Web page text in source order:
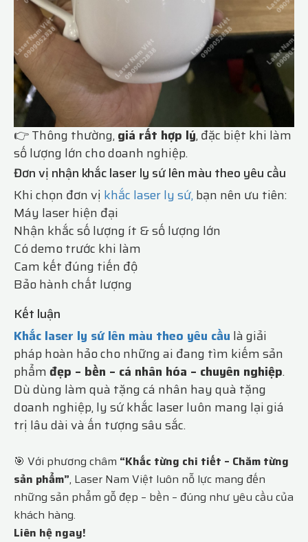
👉 Thông thường,giá rất hợp lý, đặc biệt khi làm
số lượng lớn cho doanh nghiệp.
Đơn vị nhận khắc laser ly sứ lên màu theo yêu cầu
Khi chọn đơn vị khắc laser ly sứ,bạn nên ưu tiên:
Máy laser hiện đại
Nhận khắc số lượng ít & số lượng lớn
Có demo trước khi làm
Cam kết đúng tiến độ
Bảo hành chất lượng
Kết luận
Khắc laser ly sứ lên màu theo yêu cầu là giải
pháp hoàn hảo cho những ai đang tìm kiếm sản
phẩmđẹp – bền – cá nhân hóa – chuyên nghiệp.
Dù dùng làm quà tặng cá nhân hay quà tặng
doanh nghiệp, ly sứ khắc laser luôn mang lại giá
trị lâu dài và ấn tượng sâu sắc.
🎯 Với phương châm “Khắc từng chi tiết – Chăm từng
sản phẩm”, Laser Nam Việt luôn nỗ lực mang đến
những sản phẩm gỗ đẹp – bền – đúng như yêu cầu của
khách hàng.
Liên hệ ngay!